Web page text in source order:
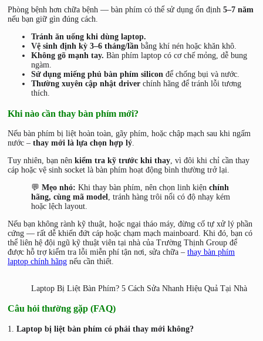
Phòng bệnh hơn chữa bệnh — bàn phím có thể sử dụng ổn định 5–7 năm
nếu bạn giữ gìn đúng cách.
Tránh ăn uống khi dùng laptop.
Vệ sinh định kỳ 3–6 tháng/lần bằng khí nén hoặc khăn khô.
Không gõ mạnh tay. Bàn phím laptop có cơ chế mỏng, dễ bung
ngàm.
Sử dụng miếng phủ bàn phím silicon để chống bụi và nước.
Thường xuyên cập nhật driver chính hãng để tránh lỗi tương
thích.
Khi nào cần thay bàn phím mới?
Nếu bàn phím bị liệt hoàn toàn, gãy phím, hoặc chập mạch sau khi ngấm
nước – thay mới là lựa chọn hợp lý
Tuy nhiên, bạn nên kiểm tra kỹ trước khi thay , vì đôi khi chỉ cần thay
cáp hoặc vệ sinh socket là bàn phím hoạt động bình thường trở lại.
💬 Mẹo nhỏ: Khi thay bàn phím, nên chọn linh kiện chính
hãng, cùng mã model
, tránh hàng trôi nổi có độ nhạy kém
hoặc lệch layout.
Nếu bạn không rành kỹ thuật, hoặc ngại tháo máy, đừng cố tự xử lý phần
cứng — rất dễ khiến đứt cáp hoặc chạm mạch mainboard. Khi đó, bạn có
thể liên hệ đội ngũ kỹ thuật viên tại nhà của Trường Thịnh Group để
được hỗ trợ kiểm tra lỗi miễn phí tận nơi, sửa chữa – thay bàn phím
laptop chính hãng nếu cần thiết.
Laptop Bị Liệt Bàn Phím? 5 Cách Sửa Nhanh Hiệu Quả Tại Nhà
Câu hỏi thường gặp (FAQ)
1. Laptop bị liệt bàn phím có phải thay mới không?